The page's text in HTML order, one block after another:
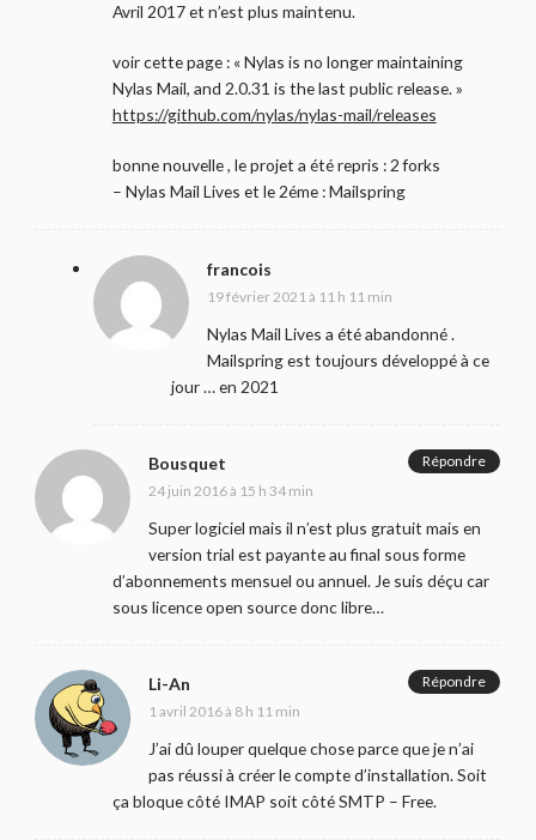
Avril 2017 et n’est plus maintenu.
voir cette page : « Nylas is no longer maintaining
Nylas Mail, and 2.0.31 is the last public release. »
https://github.com/nylas/nylas-mail/releases
bonne nouvelle , le projet a été repris : 2 forks
– Nylas Mail Lives et le 2éme : Mailspring
francois
19 février 2021 à 11 h 11 min
Nylas Mail Lives a été abandonné .
Mailspring est toujours développé à ce
jour … en 2021
Bousquet
24 juin 2016 à 15 h 34 min
Super logiciel mais il n’est plus gratuit mais en
version trial est payante au final sous forme
d’abonnements mensuel ou annuel. Je suis déçu car
sous licence open source donc libre…
Répondre
Li-An
1 avril 2016 à 8 h 11 min
J’ai dû louper quelque chose parce que je n’ai
pas réussi à créer le compte d’installation. Soit
ça bloque côté IMAP soit côté SMTP – Free.
Répondre